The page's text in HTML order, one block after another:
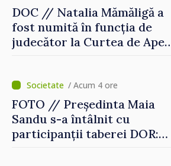
DOC // Natalia Mămăligă a
fost numită în funcția de
judecător la Curtea de Apel
/ Acum 4 ore
FOTO // Președinta Maia
Sandu s-a întâlnit cu
participanții taberei DOR: